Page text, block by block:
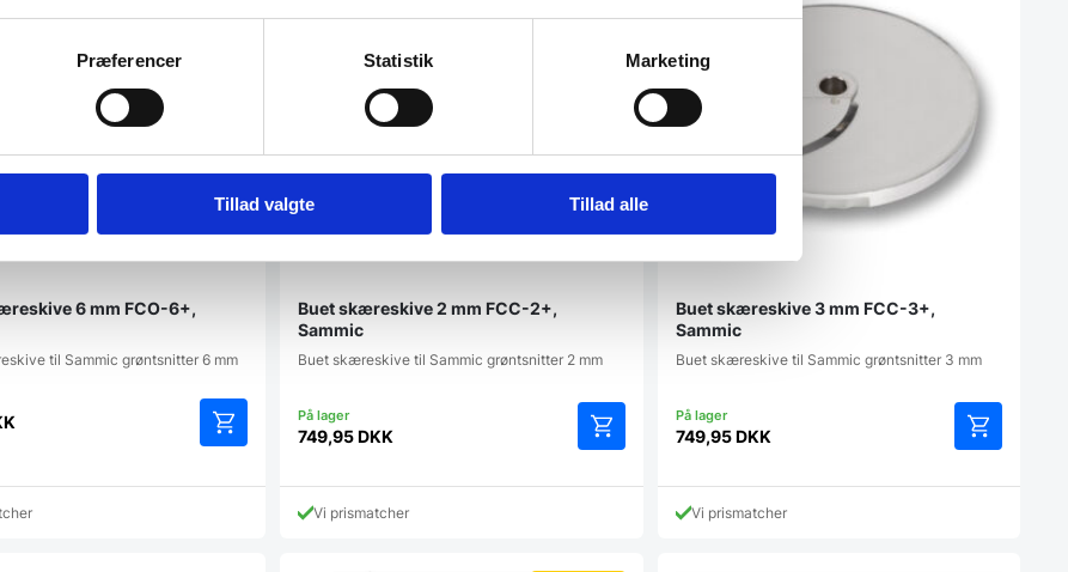
Præferencer Statistik Marketing
Tillad valgte Tillad alle
6 mm FCO-6+,
til Sammic grøntsnitter 6 mm
Buet skæreskive 2 mm FCC-2+,
Sammic
Buet skæreskive til Sammic grøntsnitter 2 mm
749,95DKK
Vi prismatcher
Buet skæreskive 3 mm FCC-3+,
Sammic
Buet skæreskive til Sammic grøntsnitter 3 mm
749,95DKK
Vi prismatcher